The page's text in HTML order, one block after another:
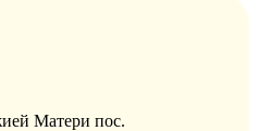
Матери пос.